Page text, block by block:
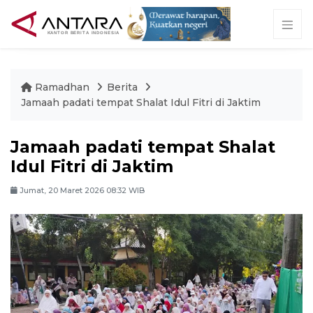
Ramadhan
Berita
Jamaah padati tempat Shalat Idul Fitri di Jaktim
Jamaah padati tempat Shalat
Idul Fitri di Jaktim
Jumat, 20 Maret 2026 08:32 WIB